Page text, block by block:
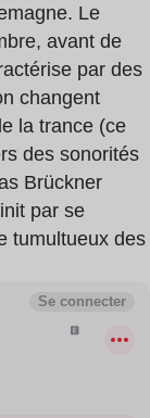
Le
avant de
par des
changent
la trance (ce
des sonorités
Brückner
par se
tumultueux des